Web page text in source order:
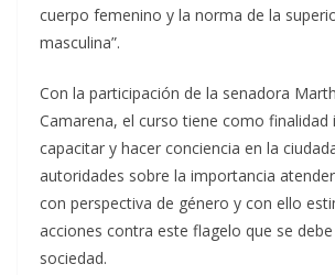
cuerpo femenino y la norma de la
masculina”.
Con la participación de la senadora
Camarena, el curso tiene como finalidad
capacitar y hacer conciencia en la
autoridades sobre la importancia
con perspectiva de género y con ello
acciones contra este flagelo que se
sociedad.